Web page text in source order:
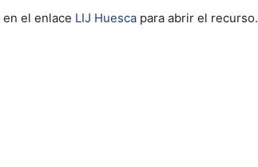
en el enlace LIJ Huesca para abrir el recurso.